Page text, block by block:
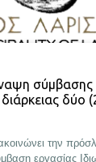
σύμβασης
δύο
την
εργασίας